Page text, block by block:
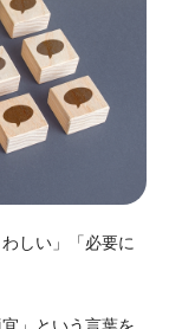
しい」「必要に